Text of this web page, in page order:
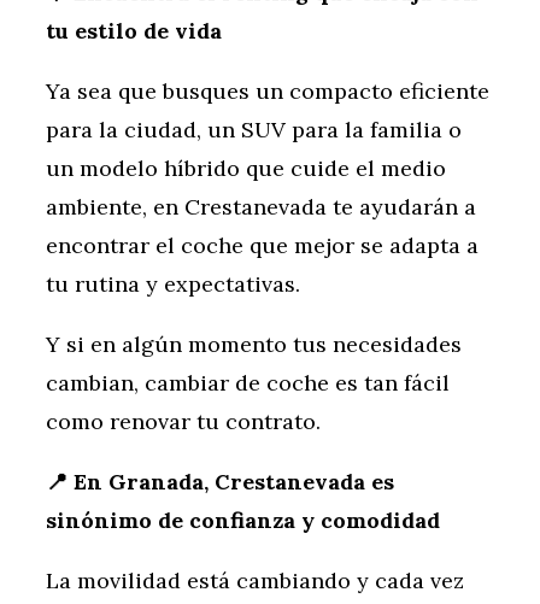
tu estilo de vida
Ya sea que busques un compacto eficiente
para la ciudad, un SUV para la familia o
un modelo híbrido que cuide el medio
ambiente, en Crestanevada te ayudarán a
encontrar el coche que mejor se adapta a
tu rutina y expectativas.
Y si en algún momento tus necesidades
cambian, cambiar de coche es tan fácil
como renovar tu contrato.
📍 En Granada, Crestanevada es
sinónimo de confianza y comodidad
La movilidad está cambiando y cada vez